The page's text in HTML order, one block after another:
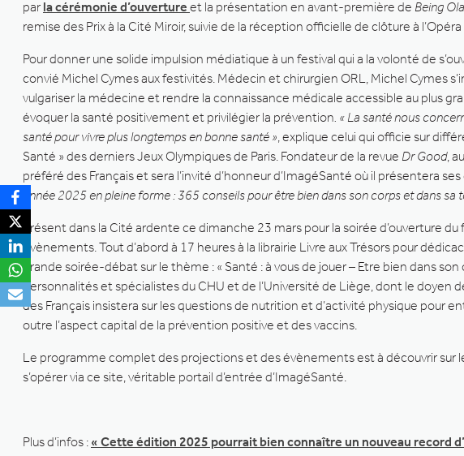
par la cérémonie d’ouverture et la présentation en avant-première de Being Ola
remise des Prix à la Cité Miroir, suivie de la réception officielle de clôture à
Pour donner une solide impulsion médiatique à un festival qui a la volonté de
convié Michel Cymes aux festivités. Médecin et chirurgien ORL, Michel Cymes
vulgariser la médecine et rendre la connaissance médicale accessible au plus
évoquer la santé positivement et privilégier la prévention. « La santé nous
santé pour vivre plus longtemps en bonne santé », explique celui qui officie sur
Santé » des derniers Jeux Olympiques de Paris. Fondateur de la revue Dr Good,
préféré des Français et sera l’invité d’honneur d’ImagéSanté où il présentera
année 2025 en pleine forme : 365 conseils pour être bien dans son corps et dans sa
Présent dans la Cité ardente ce dimanche 23 mars pour la soirée d’ouverture
évènements. Tout d’abord à 17 heures à la librairie Livre aux Trésors pour
grande soirée-débat sur le thème : « Santé : à vous de jouer – Etre bien dans
personnalités et spécialistes du CHU et de l’Université de Liège, dont le doyen
des Français insistera sur les questions de nutrition et d’activité physique pour
outre l’aspect capital de la prévention positive et des vaccins.
Le programme complet des projections et des évènements est à découvrir sur
s’opérer via ce site, véritable portail d’entrée d’ImagéSanté.
Plus d’infos : « Cette édition 2025 pourrait bien connaître un nouveau record